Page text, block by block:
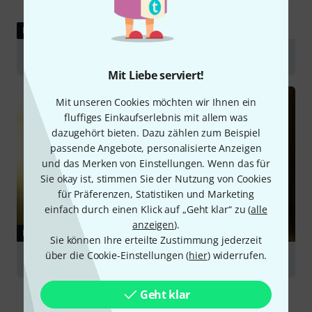
Mit Liebe serviert!
Mit unseren Cookies möchten wir Ihnen ein
fluffiges Einkaufserlebnis mit allem was
dazugehört bieten. Dazu zählen zum Beispiel
passende Angebote, personalisierte Anzeigen
und das Merken von Einstellungen. Wenn das für
Sie okay ist, stimmen Sie der Nutzung von Cookies
für Präferenzen, Statistiken und Marketing
einfach durch einen Klick auf „Geht klar“ zu (alle
anzeigen).
Sie können Ihre erteilte Zustimmung jederzeit
über die Cookie-Einstellungen (hier) widerrufen.
Geht klar
RATGEBER
RATGEBER
Bögen für Streichinstrumente